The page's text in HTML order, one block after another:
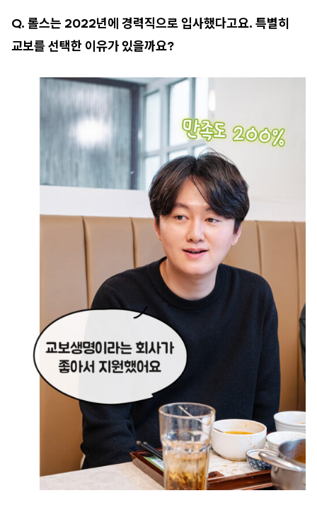
Q. 롤스는 2022년에 경력직으로 입사했다고요. 특별히
교보를 선택한 이유가 있을까요?